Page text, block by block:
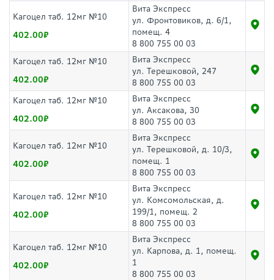
Кагоцел таб. 12мг №10
402.00
Вита Экспресс
ул. Фронтовиков, д. 6/1,
помещ. 4
8 800 755 00 03
Кагоцел таб. 12мг №10
402.00
Вита Экспресс
ул. Терешковой, 247
8 800 755 00 03
Кагоцел таб. 12мг №10
402.00
Вита Экспресс
ул. Аксакова, 30
8 800 755 00 03
Кагоцел таб. 12мг №10
402.00
Вита Экспресс
ул. Терешковой, д. 10/3,
помещ. 1
8 800 755 00 03
Кагоцел таб. 12мг №10
402.00
Вита Экспресс
ул. Комсомольская, д.
199/1, помещ. 2
8 800 755 00 03
Кагоцел таб. 12мг №10
402.00
Вита Экспресс
ул. Карпова, д. 1, помещ.
1
8 800 755 00 03